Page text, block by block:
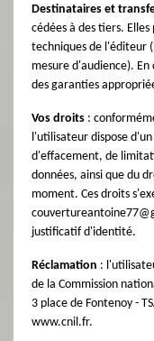
Destinataires et
cédées à des tiers.
techniques de l'éditeur
mesure d'audience).
des garanties
Vos droits :
l'utilisateur dispose
d'effacement, de
données, ainsi que du
moment. Ces droits
justificatif d'identité.
Réclamation :
de la Commission
3 place de Fontenoy -
www.cnil.fr.